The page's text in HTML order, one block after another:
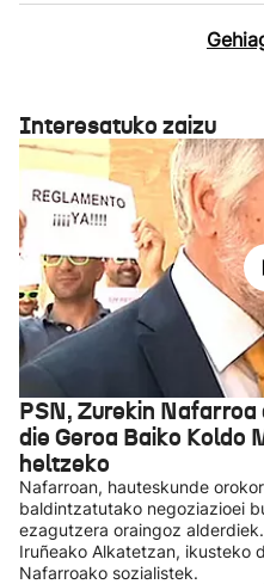
Interesatuko zaizu
PSN, Zurekin Nafarroa
die Geroa Baiko Koldo
heltzeko
Nafarroan, hauteskunde
baldintzatutako negoziazioei
ezagutzera oraingoz
Iruñeako Alkatetzan, ikusteko
Nafarroako sozialistek.